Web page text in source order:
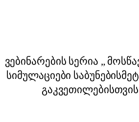
ვებინარების სერია „
სიმულაციები